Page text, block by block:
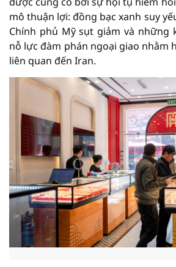
mô thuận lợi: đồng bạc xanh suy
Chính phủ Mỹ sụt giảm và những
nỗ lực đàm phán ngoại giao nhằm
liên quan đến Iran.